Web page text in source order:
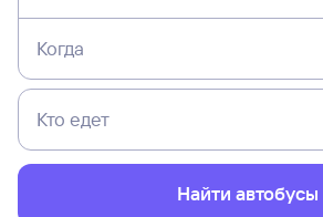
Когда
Кто едет
Найти автобусы